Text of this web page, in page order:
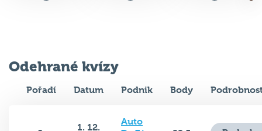
Odehrané kvízy
Pořadí Datum Podnik Body
1. 12.
Auto